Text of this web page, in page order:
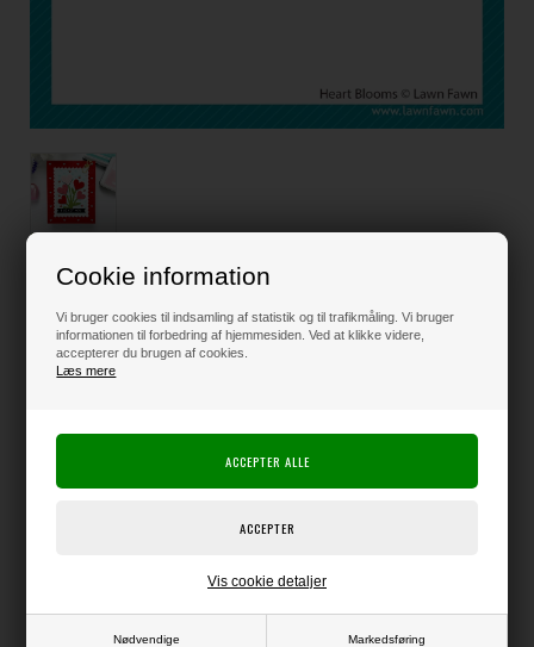
Cookie information
Vi bruger cookies til indsamling af statistik og til trafikmåling. Vi bruger
informationen til forbedring af hjemmesiden. Ved at klikke videre,
accepterer du brugen af cookies.
Læs mere
Nødvendige Markedsføring
Vis cookie detaljer
Varenr.: 50-773958
Loyalitetsrabat:4 Point-Læs mere
135,00DKK
Klik her for pris inkl. fragt